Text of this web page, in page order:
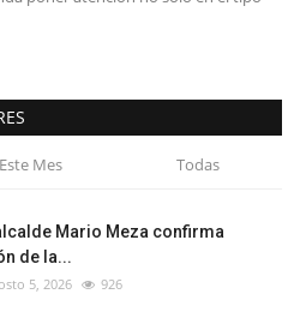
Este Mes Todas
Mario Meza confirma
de la...
5, 2026 926